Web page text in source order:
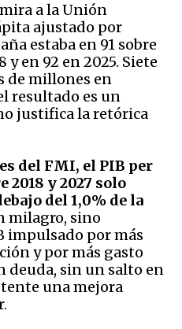
a la Unión
ajustado por
estaba en 91 sobre
y en 92 en 2025. Siete
de millones en
resultado es un
justifica la retórica
del FMI, el PIB per
2018 y 2027 solo
del 1,0% de la
milagro, sino
impulsado por más
y por más gasto
deuda, sin un salto en
una mejora